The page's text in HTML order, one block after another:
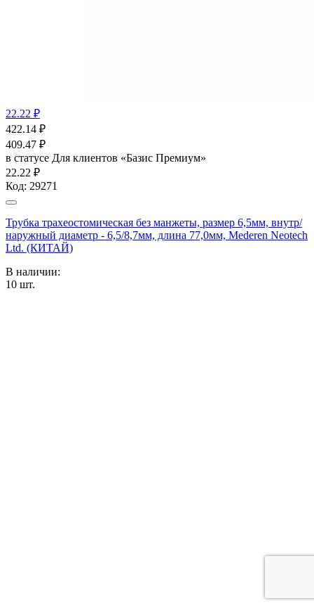
22.22 ₽
422.14 ₽
409.47 ₽
в статусе Для клиентов «Базис Премиум»
22.22 ₽
Код: 29271
Трубка трахеостомическая без манжеты, размер 6,5мм, внутр/
наружный диаметр - 6,5/8,7мм, длина 77,0мм, Mederen Neotech
Ltd. (КИТАЙ)
В наличии:
10 шт.